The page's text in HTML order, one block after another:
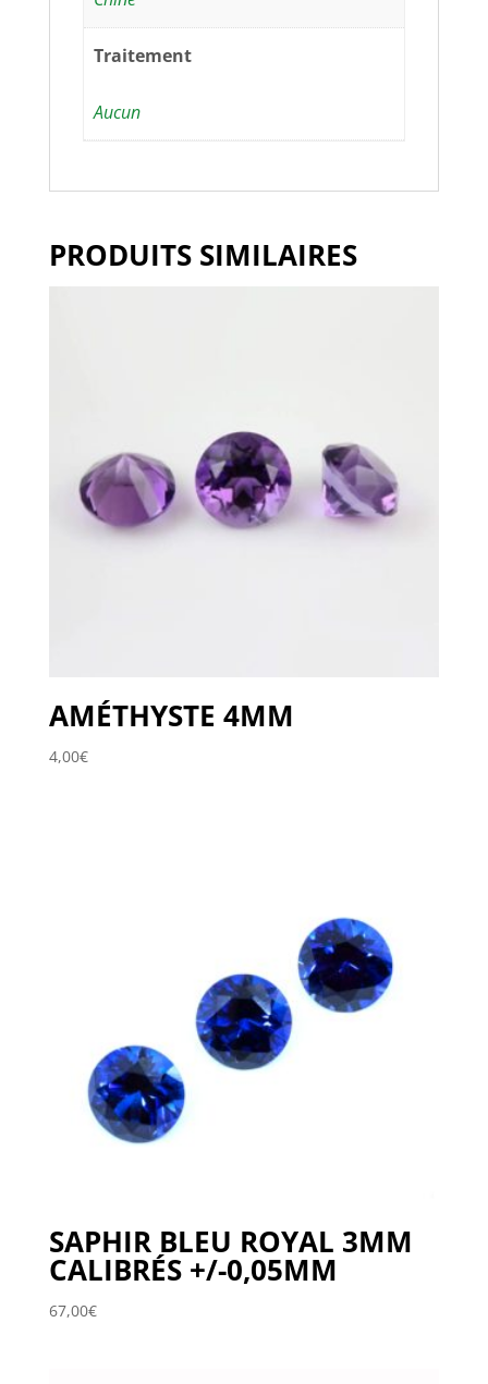
Traitement
Aucun
PRODUITS SIMILAIRES
AMÉTHYSTE 4MM
4,00€
SAPHIR BLEU ROYAL 3MM
CALIBRÉS +/-0,05MM
67,00€